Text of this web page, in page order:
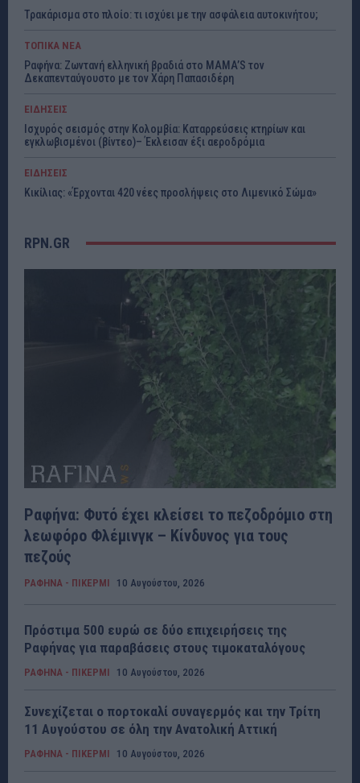
Τρακάρισμα στο πλοίο: τι ισχύει με την ασφάλεια αυτοκινήτου;
ΤΟΠΙΚΑ ΝΕΑ
Ραφήνα: Ζωντανή ελληνική βραδιά στο MAMA’S τον
Δεκαπενταύγουστο με τον Χάρη Παπασιδέρη
ΕΙΔΗΣΕΙΣ
Ισχυρός σεισμός στην Κολομβία: Καταρρεύσεις κτηρίων και
εγκλωβισμένοι (βίντεο)– Έκλεισαν έξι αεροδρόμια
ΕΙΔΗΣΕΙΣ
Κικίλιας: «Έρχονται 420 νέες προσλήψεις στο Λιμενικό Σώμα»
RPN.GR
Ραφήνα: Φυτό έχει κλείσει το πεζοδρόμιο στη
λεωφόρο Φλέμινγκ – Κίνδυνος για τους
πεζούς
ΡΑΦΗΝΑ - ΠΙΚΕΡΜΙ 10 Αυγούστου, 2026
Πρόστιμα 500 ευρώ σε δύο επιχειρήσεις της
Ραφήνας για παραβάσεις στους τιμοκαταλόγους
ΡΑΦΗΝΑ - ΠΙΚΕΡΜΙ 10 Αυγούστου, 2026
Συνεχίζεται ο πορτοκαλί συναγερμός και την Τρίτη
11 Αυγούστου σε όλη την Ανατολική Αττική
ΡΑΦΗΝΑ - ΠΙΚΕΡΜΙ 10 Αυγούστου, 2026